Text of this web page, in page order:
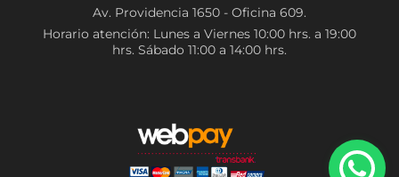
Av. Providencia 1650 - Oficina 609.
Horario atención: Lunes a Viernes 10:00 hrs. a 19:00
hrs. Sábado 11:00 a 14:00 hrs.